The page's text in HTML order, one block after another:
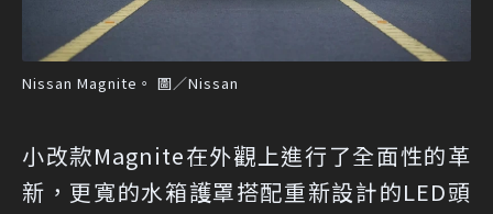
Nissan Magnite。 圖／Nissan
小改款Magnite在外觀上進行了全面性的革
新，更寬的水箱護罩搭配重新設計的LED頭